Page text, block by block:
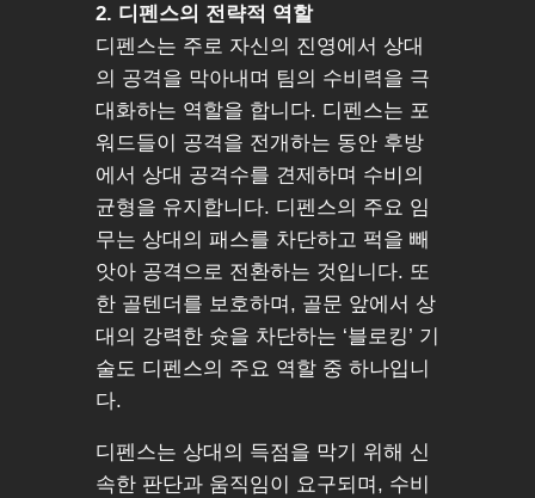
2. 디펜스의 전략적 역할
디펜스는 주로 자신의 진영에서 상대
의 공격을 막아내며 팀의 수비력을 극
대화하는 역할을 합니다. 디펜스는 포
워드들이 공격을 전개하는 동안 후방
에서 상대 공격수를 견제하며 수비의
균형을 유지합니다. 디펜스의 주요 임
무는 상대의 패스를 차단하고 퍽을 빼
앗아 공격으로 전환하는 것입니다. 또
한 골텐더를 보호하며, 골문 앞에서 상
대의 강력한 슛을 차단하는 ‘블로킹’ 기
술도 디펜스의 주요 역할 중 하나입니
다.
디펜스는 상대의 득점을 막기 위해 신
속한 판단과 움직임이 요구되며, 수비